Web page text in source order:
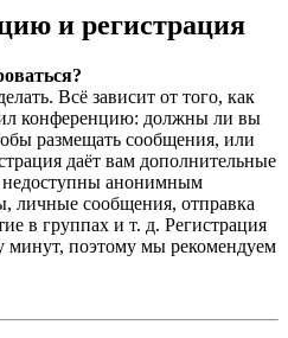
и регистрация
Всё зависит от того, как
конференцию: должны ли вы
размещать сообщения, или
даёт вам дополнительные
недоступны анонимным
личные сообщения, отправка
в группах и т. д. Регистрация
минут, поэтому мы рекомендуем